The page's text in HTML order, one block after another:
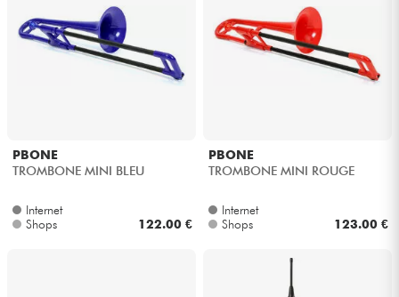
PBONE
TROMBONE MINI BLEU
Internet
Shops
122.00 €
PBONE
TROMBONE MINI ROUGE
Internet
Shops
123.00 €